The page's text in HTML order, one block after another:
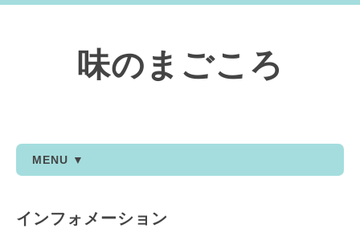
味のまごころ
MENU ▼
インフォメーション